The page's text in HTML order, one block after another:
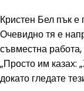
Кристен Бел пък е
Очевидно тя е
съвместна
„Просто им казах:
докато гледате